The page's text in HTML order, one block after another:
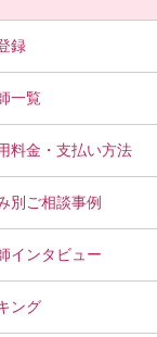
録
一覧
料金・支払い方法
別ご相談事例
インタビュー
ング